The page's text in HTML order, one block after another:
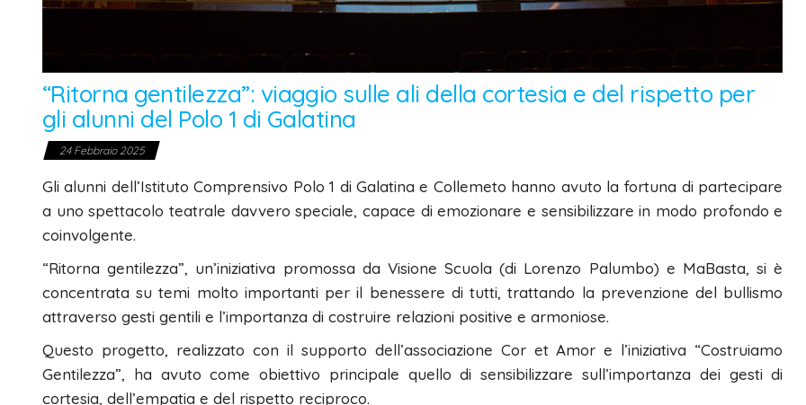
“Ritorna gentilezza”: viaggio sulle ali della cortesia e del rispetto per
gli alunni del Polo 1 di Galatina
24 Febbraio 2025
Gli alunni dell’Istituto Comprensivo Polo 1 di Galatina e Collemeto hanno avuto la fortuna di partecipare
a uno spettacolo teatrale davvero speciale, capace di emozionare e sensibilizzare in modo profondo e
coinvolgente.
“Ritorna gentilezza”, un’iniziativa promossa da Visione Scuola (di Lorenzo Palumbo) e MaBasta, si è
concentrata su temi molto importanti per il benessere di tutti, trattando la prevenzione del bullismo
attraverso gesti gentili e l’importanza di costruire relazioni positive e armoniose.
Questo progetto, realizzato con il supporto dell’associazione Cor et Amor e l’iniziativa “Costruiamo
Gentilezza”, ha avuto come obiettivo principale quello di sensibilizzare sull’importanza dei gesti di
cortesia, dell’empatia e del rispetto reciproco.